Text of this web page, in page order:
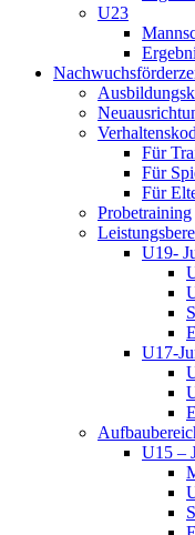
U23
Für
Für
Für
Probetraining
U19-
U17-
U15 –